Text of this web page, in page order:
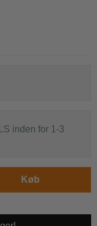
inden for 1-3
Køb